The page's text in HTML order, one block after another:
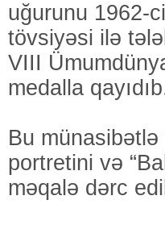
uğurunu 1962-
tövsiyəsi ilə
VIII
medalla
Bu münasibətlə
portretini və
məqalə dərc